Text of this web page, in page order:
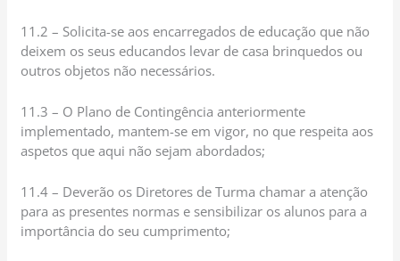
11.2 – Solicita-se aos encarregados de educação que não
deixem os seus educandos levar de casa brinquedos ou
outros objetos não necessários.
11.3 – O Plano de Contingência anteriormente
implementado, mantem-se em vigor, no que respeita aos
aspetos que aqui não sejam abordados;
11.4 – Deverão os Diretores de Turma chamar a atenção
para as presentes normas e sensibilizar os alunos para a
importância do seu cumprimento;